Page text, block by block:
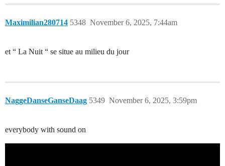
Maximilian280714 November 6, 2025, 7:44am
5348
et “ La Nuit “ se situe au milieu du jour
NaggeDanseGanseDaag November 6, 2025, 3:59pm
5349
everybody with sound on